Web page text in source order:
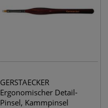
GERSTAECKER
Ergonomischer Detail-
Pinsel, Kammpinsel